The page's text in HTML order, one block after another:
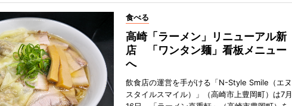
食べる
高崎「ラーメン」リニューアル新
店 「ワンタン麺」看板メニュー
へ
飲食店の運営を手がける「N-Style Smile（エヌ
スタイルスマイル）」（高崎市上豊岡町）は7月